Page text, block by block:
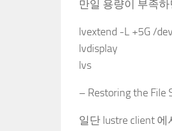
만일 용량이 부족
lvextend -L +5G /
lvdisplay
lvs
– Restoring the File
일단 lustre client